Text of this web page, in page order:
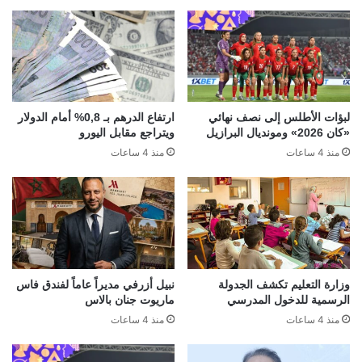
لبؤات الأطلس إلى نصف نهائي
«كان 2026» ومونديال البرازيل
منذ 4 ساعات
ارتفاع الدرهم بـ 0,8% أمام الدولار
ويتراجع مقابل اليورو
منذ 4 ساعات
وزارة التعليم تكشف الجدولة
الرسمية للدخول المدرسي
منذ 4 ساعات
نبيل أزرفي مديراً عاماً لفندق فاس
ماريوت جنان بالاس
منذ 4 ساعات